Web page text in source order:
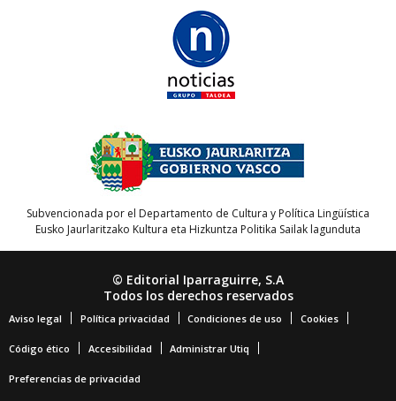
Subvencionada por el Departamento de Cultura y Política Lingüística
Eusko Jaurlaritzako Kultura eta Hizkuntza Politika Sailak lagunduta
© Editorial Iparraguirre, S.A
Todos los derechos reservados
Aviso legal Política privacidad Condiciones de uso Cookies
Código ético Accesibilidad Administrar Utiq
Preferencias de privacidad